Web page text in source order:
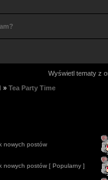
Wyświetl tematy z
» Tea Party Time
nowych postów
nowych postów [ Popularny ]